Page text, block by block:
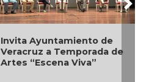
Invita Ayuntamiento de
Veracruz a Temporada de
Artes “Escena Viva”
Next